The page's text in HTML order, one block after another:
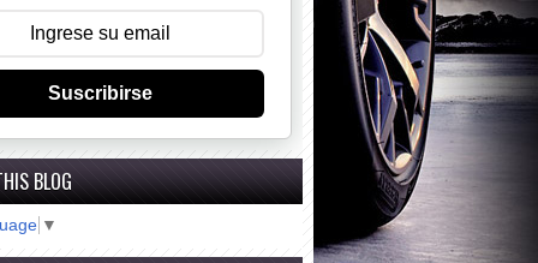
Suscribirse
BLOG
▼